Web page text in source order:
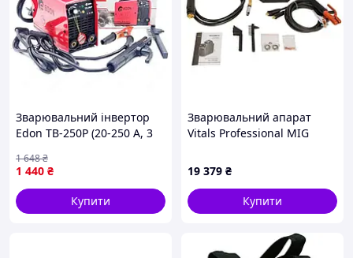
Максимальний зварювальний струм, А 300
Клас ізоляції F
Діаметр електрода, мм 1,6-5,0
Напруга хол. ходу, 60
Електронне табло Та
Вага, кг 3,8
Гарантія, міс 24
Зварювальний інвертор
Edon TB-250P (20-250 А, 3
1 440 ₴
1 648₴
Купити
Зварювальний апарат
Vitals Professional MIG
19 379 ₴
Купити